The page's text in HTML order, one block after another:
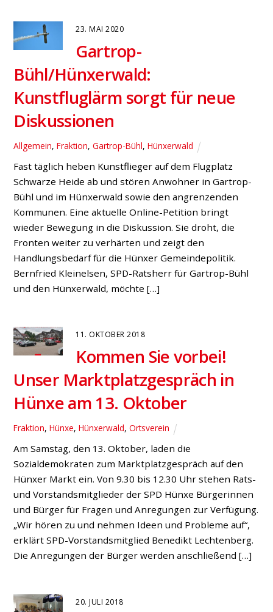
23. MAI 2020
Gartrop-
Bühl/Hünxerwald:
Kunstfluglärm sorgt für neue
Diskussionen
Allgemein,Fraktion,Gartrop-Bühl,Hünxerwald
Fast täglich heben Kunstflieger auf dem Flugplatz
Schwarze Heide ab und stören Anwohner in Gartrop-
Bühl und im Hünxerwald sowie den angrenzenden
Kommunen. Eine aktuelle Online-Petition bringt
wieder Bewegung in die Diskussion. Sie droht, die
Fronten weiter zu verhärten und zeigt den
Handlungsbedarf für die Hünxer Gemeindepolitik.
Bernfried Kleinelsen, SPD-Ratsherr für Gartrop-Bühl
und den Hünxerwald, möchte […]
11. OKTOBER 2018
Kommen Sie vorbei!
Unser Marktplatzgespräch in
Hünxe am 13. Oktober
Fraktion,Hünxe,Hünxerwald,Ortsverein
Am Samstag, den 13. Oktober, laden die
Sozialdemokraten zum Marktplatzgespräch auf den
Hünxer Markt ein. Von 9.30 bis 12.30 Uhr stehen Rats-
und Vorstandsmitglieder der SPD Hünxe Bürgerinnen
und Bürger für Fragen und Anregungen zur Verfügung.
„Wir hören zu und nehmen Ideen und Probleme auf“,
erklärt SPD-Vorstandsmitglied Benedikt Lechtenberg.
Die Anregungen der Bürger werden anschließend […]
20. JULI 2018